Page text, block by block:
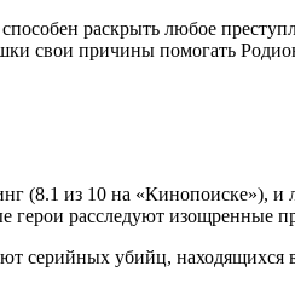
раскрыть любое
свои причины помогать
(8.1 из 10 на «Кинопоиске»), и
расследуют изощренные
серийных убийц,